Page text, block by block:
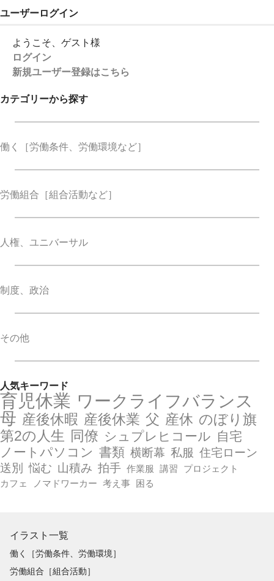
ユーザーログイン
ようこそ、ゲスト様
ログイン
新規ユーザー登録はこちら
カテゴリーから探す
働く ［労働条件、労働環境など］
労働組合 ［組合活動など］
人権、ユニバーサル
制度、政治
その他
人気キーワード
育児休業 ワークライフバランス
母 産後休暇 産後休業 父 産休 のぼり旗
第2の人生 同僚 シュプレヒコール 自宅
ノートパソコン 書類 横断幕 私服 住宅ローン
送別
悩む 山積み 拍手 作業服 講習
プロジェクト
カフェ
ノマドワーカー 考え事 困る
イラスト一覧
働く［労働条件、労働環境］
労働組合［組合活動］